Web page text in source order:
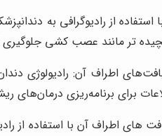
از رادیوگرافی به
تر مانند عصب کشی جلوگیری
اطراف آن: رادیولوژی
برای برنامه‌ریزی
های اطراف آن با استفاده از